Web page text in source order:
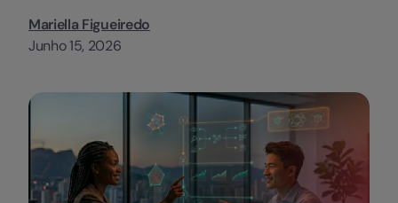
Mariella Figueiredo
Junho 15, 2026